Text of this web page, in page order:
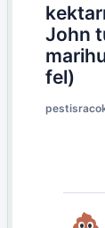
John
fel)